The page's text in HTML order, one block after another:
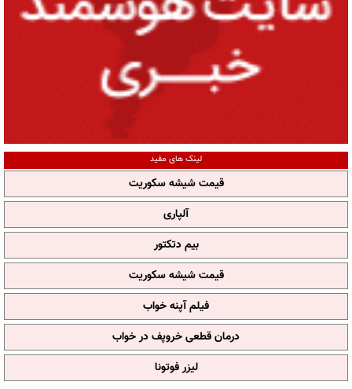
لینک های مفید
قیمت شیشه سکوریت
آلپاری
بیم دتکتور
قیمت شیشه سکوریت
فیلم آپنه خواب
درمان قطعی خروپف در خواب
لیزر فوتونا